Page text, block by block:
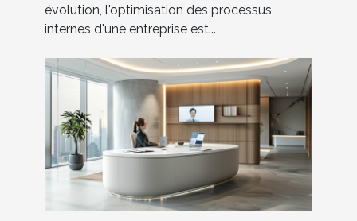
évolution, l'optimisation des processus
internes d'une entreprise est...